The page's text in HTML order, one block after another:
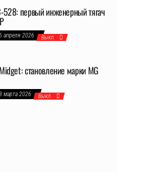
первый инженерный тягач
апреля 2026 Выкл.
становление марки MG
марта 2026 Выкл.